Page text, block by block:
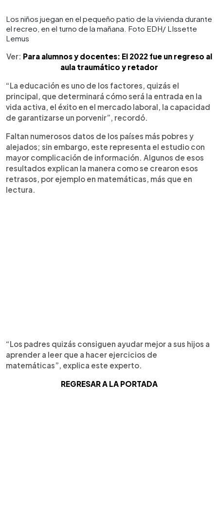
Los niños juegan en el pequeño patio de la vivienda durante
el recreo, en el turno de la mañana. Foto EDH/ LIssette
Lemus
Ver: Para alumnos y docentes: El 2022 fue un regreso al
aula traumático y retador
“La educación es uno de los factores, quizás el
principal, que determinará cómo será la entrada en la
vida activa, el éxito en el mercado laboral, la capacidad
de garantizarse un porvenir”, recordó.
Faltan numerosos datos de los países más pobres y
alejados; sin embargo, este representa el estudio con
mayor complicación de información. Algunos de esos
resultados explican la manera como se crearon esos
retrasos, por ejemplo en matemáticas, más que en
lectura.
“Los padres quizás consiguen ayudar mejor a sus hijos a
aprender a leer que a hacer ejercicios de
matemáticas”, explica este experto.
REGRESAR A LA PORTADA